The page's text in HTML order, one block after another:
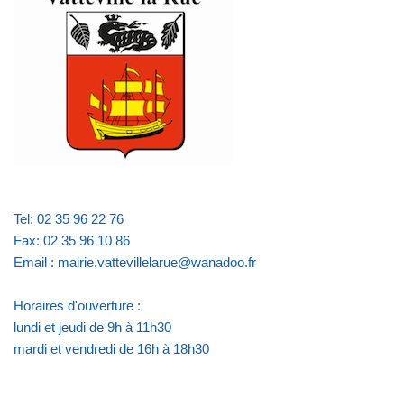
Tel: 02 35 96 22 76
Fax: 02 35 96 10 86
Email : mairie.vattevillelarue@wanadoo.fr
Horaires d'ouverture :
lundi et jeudi de 9h à 11h30
mardi et vendredi de 16h à 18h30